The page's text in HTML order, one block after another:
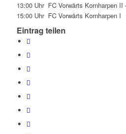
13:00 Uhr FC Vorwärts Kornharpen
15:00 Uhr FC Vorwärts Kornharpen
Eintrag teilen